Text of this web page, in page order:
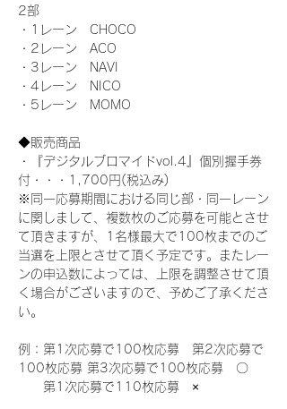
2部
・1レーン　CHOCO
・2レーン　ACO
・3レーン　NAVI
・4レーン　NICO
・5レーン　MOMO
◆販売商品
・『デジタルブロマイドvol.4』個別握手券
付・・・1,700円(税込み)
※同一応募期間における同じ部・同一レーン
に関しまして、複数枚のご応募を可能とさせ
て頂きますが、1名様最大で100枚までのご
当選を上限とさせて頂く予定です。またレー
ンの申込数によっては、上限を調整させて頂
く場合がございますので、予めご了承くださ
い。
例：第1次応募で100枚応募　第2次応募で
100枚応募 第3次応募で100枚応募　〇
第1次応募で110枚応募　×